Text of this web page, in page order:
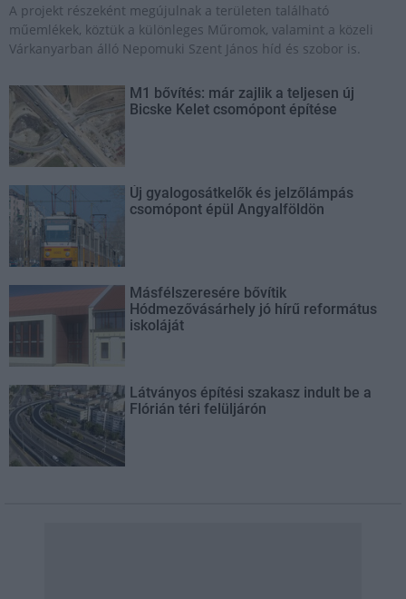
A projekt részeként megújulnak a területen található
műemlékek, köztük a különleges Műromok, valamint a közeli
Várkanyarban álló Nepomuki Szent János híd és szobor is.
M1 bővítés: már zajlik a teljesen új
Bicske Kelet csomópont építése
Új gyalogosátkelők és jelzőlámpás
csomópont épül Angyalföldön
Másfélszeresére bővítik
Hódmezővásárhely jó hírű református
iskoláját
Látványos építési szakasz indult be a
Flórián téri felüljárón